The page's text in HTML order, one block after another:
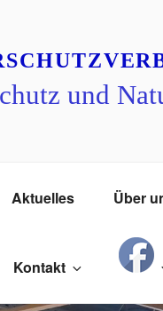
und
Aktuelles Über
Kontakt